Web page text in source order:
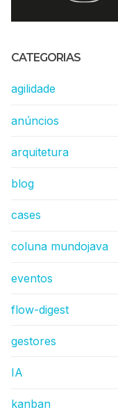
CATEGORIAS
agilidade
anúncios
arquitetura
blog
cases
coluna mundojava
eventos
flow-digest
gestores
IA
kanban